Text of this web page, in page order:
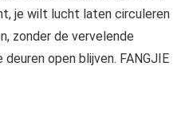
je wilt lucht laten circuleren
zonder de vervelende
open blijven. FANGJIE